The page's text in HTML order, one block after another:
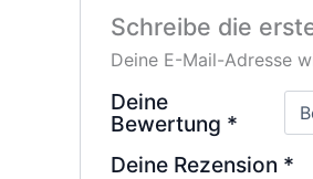
Schreibe die
Deine E-Mail-Adresse
Deine
Bewertung *
Deine Rezension *